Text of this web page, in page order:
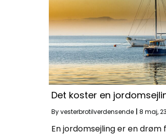
Det koster en
Byvesterbrotilverdensende 8 maj, 23
En jordomsejling er en drøm